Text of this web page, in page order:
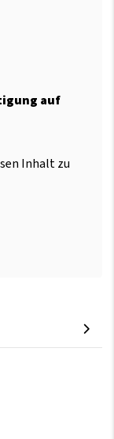
auf
Inhalt zu